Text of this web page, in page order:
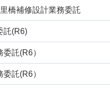
橋補修設計業務委託
託(R6)
託(R6）
託(R6）